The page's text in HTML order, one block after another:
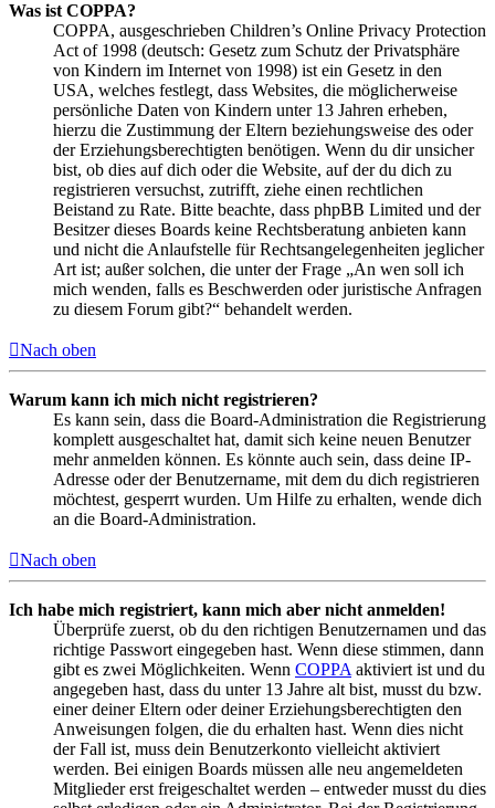
Was ist COPPA?
COPPA, ausgeschrieben Children’s Online Privacy Protection
Act of 1998 (deutsch: Gesetz zum Schutz der Privatsphäre
von Kindern im Internet von 1998) ist ein Gesetz in den
USA, welches festlegt, dass Websites, die möglicherweise
persönliche Daten von Kindern unter 13 Jahren erheben,
hierzu die Zustimmung der Eltern beziehungsweise des oder
der Erziehungsberechtigten benötigen. Wenn du dir unsicher
bist, ob dies auf dich oder die Website, auf der du dich zu
registrieren versuchst, zutrifft, ziehe einen rechtlichen
Beistand zu Rate. Bitte beachte, dass phpBB Limited und der
Besitzer dieses Boards keine Rechtsberatung anbieten kann
und nicht die Anlaufstelle für Rechtsangelegenheiten jeglicher
Art ist; außer solchen, die unter der Frage „An wen soll ich
mich wenden, falls es Beschwerden oder juristische Anfragen
zu diesem Forum gibt?“ behandelt werden.
Nach oben
Warum kann ich mich nicht registrieren?
Es kann sein, dass die Board-Administration die Registrierung
komplett ausgeschaltet hat, damit sich keine neuen Benutzer
mehr anmelden können. Es könnte auch sein, dass deine IP-
Adresse oder der Benutzername, mit dem du dich registrieren
möchtest, gesperrt wurden. Um Hilfe zu erhalten, wende dich
an die Board-Administration.
Nach oben
Ich habe mich registriert, kann mich aber nicht anmelden!
Überprüfe zuerst, ob du den richtigen Benutzernamen und das
richtige Passwort eingegeben hast. Wenn diese stimmen, dann
gibt es zwei Möglichkeiten. Wenn COPPA aktiviert ist und du
angegeben hast, dass du unter 13 Jahre alt bist, musst du bzw.
einer deiner Eltern oder deiner Erziehungsberechtigten den
Anweisungen folgen, die du erhalten hast. Wenn dies nicht
der Fall ist, muss dein Benutzerkonto vielleicht aktiviert
werden. Bei einigen Boards müssen alle neu angemeldeten
Mitglieder erst freigeschaltet werden – entweder musst du dies